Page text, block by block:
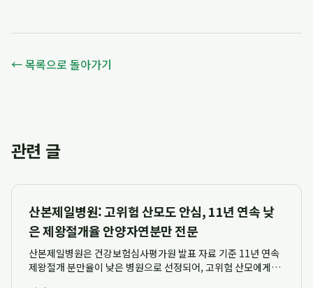
← 목록으로 돌아가기
관련 글
산본제일병원: 고위험 산모도 안심, 11년 연속 낮
은 제왕절개율 안양자연분만 전문
산본제일병원은 건강보험심사평가원 발표 자료 기준 11년 연속
제왕절개 분만율이 낮은 병원으로 선정되어, 고위험 산모에게도